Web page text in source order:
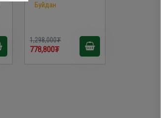
Буйдан
1,298,000₮
778,800₮